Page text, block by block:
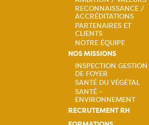
principale
RECONNAISSANCE /
ACCRÉDITATIONS
PARTENAIRES ET
CLIENTS
NOTRE ÉQUIPE
NOS MISSIONS
Navigation
principale
INSPECTION GESTION
DE FOYER
SANTÉ DU VÉGÉTAL
SANTÉ –
ENVIRONNEMENT
RECRUTEMENT RH